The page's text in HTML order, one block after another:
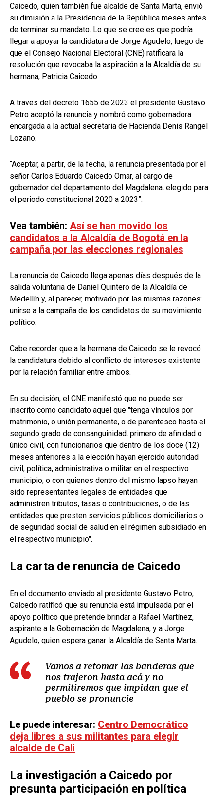
Caicedo, quien también fue alcalde de Santa Marta, envió
su dimisión a la Presidencia de la República meses antes
de terminar su mandato. Lo que se cree es que podría
llegar a apoyar la candidatura de Jorge Agudelo, luego de
que el Consejo Nacional Electoral (CNE) ratificara la
resolución que revocaba la aspiración a la Alcaldía de su
hermana, Patricia Caicedo.
A través del decreto 1655 de 2023 el presidente Gustavo
Petro aceptó la renuncia y nombró como gobernadora
encargada a la actual secretaria de Hacienda Denis Rangel
Lozano.
“Aceptar, a partir, de la fecha, la renuncia presentada por el
señor Carlos Eduardo Caicedo Omar, al cargo de
gobernador del departamento del Magdalena, elegido para
el periodo constitucional 2020 a 2023”.
Vea también: Así se han movido los
candidatos a la Alcaldía de Bogotá en la
campaña por las elecciones regionales
La renuncia de Caicedo llega apenas días después de la
salida voluntaria de Daniel Quintero de la Alcaldía de
Medellín y, al parecer, motivado por las mismas razones:
unirse a la campaña de los candidatos de su movimiento
político.
Cabe recordar que a la hermana de Caicedo se le revocó
la candidatura debido al conflicto de intereses existente
por la relación familiar entre ambos.
En su decisión, el CNE manifestó que no puede ser
inscrito como candidato aquel que "tenga vínculos por
matrimonio, o unión permanente, o de parentesco hasta el
segundo grado de consanguinidad, primero de afinidad o
único civil, con funcionarios que dentro de los doce (12)
meses anteriores a la elección hayan ejercido autoridad
civil, política, administrativa o militar en el respectivo
municipio; o con quienes dentro del mismo lapso hayan
sido representantes legales de entidades que
administren tributos, tasas o contribuciones, o de las
entidades que presten servicios públicos domiciliarios o
de seguridad social de salud en el régimen subsidiado en
el respectivo municipio".
La carta de renuncia de Caicedo
En el documento enviado al presidente Gustavo Petro,
Caicedo ratificó que su renuncia está impulsada por el
apoyo político que pretende brindar a Rafael Martínez,
aspirante a la Gobernación de Magdalena; y a Jorge
Agudelo, quien espera ganar la Alcaldía de Santa Marta.
Vamos a retomar las banderas que
nos trajeron hasta acá y no
permitiremos que impidan que el
pueblo se pronuncie
Le puede interesar: Centro Democrático
deja libres a sus militantes para elegir
alcalde de Cali
La investigación a Caicedo por
presunta participación en política